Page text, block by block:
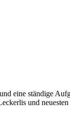
eine ständige
und